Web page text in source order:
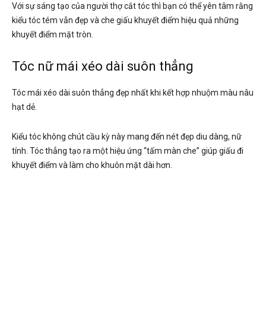
Với sự sáng tạo của người thợ cắt tóc thì bạn có thể yên tâm rằng
kiểu tóc tém vẫn đẹp và che giấu khuyết điểm hiệu quả những
khuyết điểm mặt tròn.
Tóc nữ mái xéo dài suôn thẳng
Tóc mái xéo dài suôn thẳng đẹp nhất khi kết hợp nhuộm màu nâu
hạt dẻ.
Kiểu tóc không chút cầu kỳ này mang đến nét đẹp diu dàng, nữ
tính. Tóc thẳng tạo ra một hiệu ứng “tấm màn che” giúp giấu đi
khuyết điểm và làm cho khuôn mặt dài hơn.